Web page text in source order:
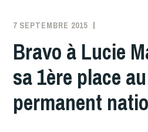
7 SEPTEMBRE 2015
Bravo à Lucie
sa 1ère place
permanent